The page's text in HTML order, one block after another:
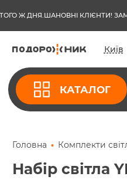
ШАНОВНІ КЛІЄНТИ!
Ж ДНЯ.
Київ
КАТАЛОГ
Головна Комплекти
Набір світла